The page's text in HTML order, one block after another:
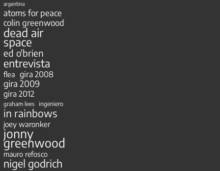
argentina
atoms for peace
colin greenwood
dead air
space
ed o'brien
entrevista
flea gira 2008
gira 2009
gira 2012
graham lees ingeniero
in rainbows
joey waronker
jonny
greenwood
mauro refosco
nigel godrich